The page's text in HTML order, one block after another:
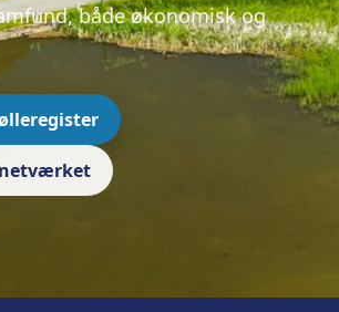
både økonomisk og